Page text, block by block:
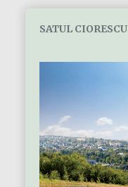
SATUL CIORESCU